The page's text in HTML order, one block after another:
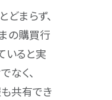
まらず、
の購買行
いると実
なく、
共有でき